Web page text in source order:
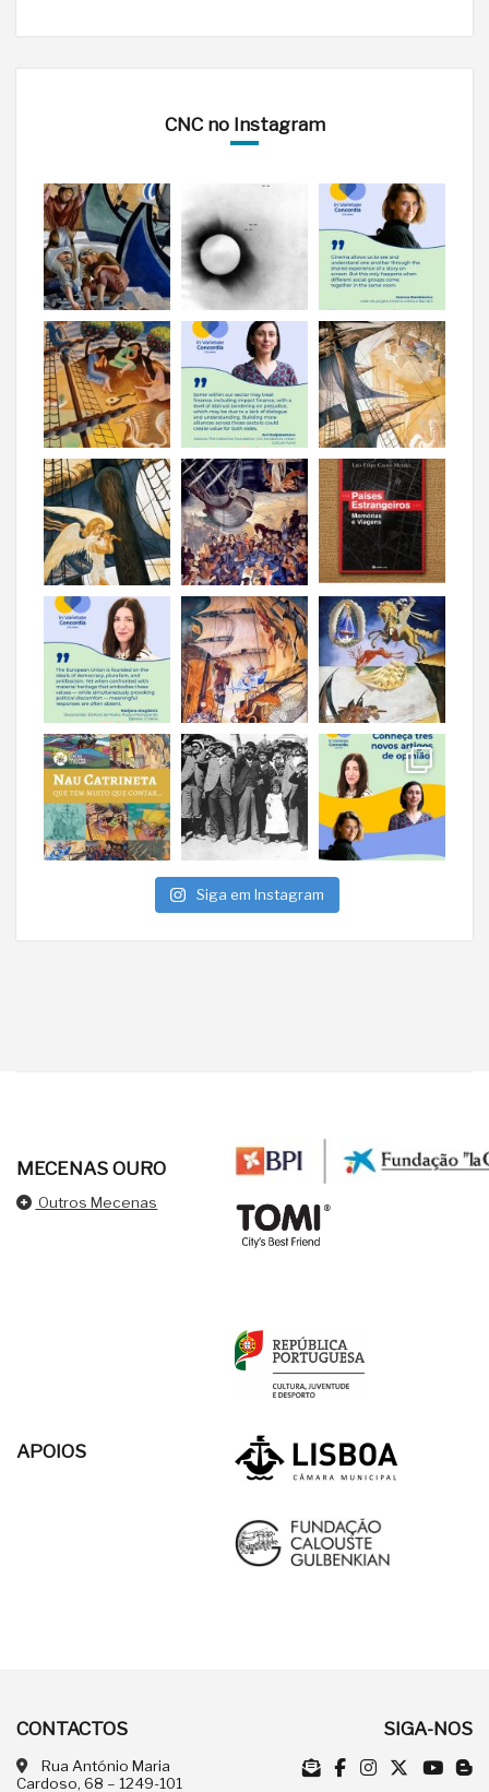
CNC no Instagram
Siga em Instagram
MECENAS OURO
Outros Mecenas
APOIOS
CONTACTOS
Rua António Maria
Cardoso, 68 – 1249-101
SIGA-NOS